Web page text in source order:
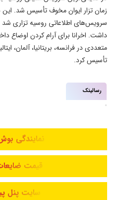
زمان تزار ایوان مخوف تأسیس شد. این
سرویس‌های اطلاعاتی روسیه تزاری شد و
داشت. اخرانا برای آرام کردن اوضاع
متعددی در فرانسه، بریتانیا، آلمان،
تأسیس کرد.
رسالینک
نمایندگی
قیمت
سایت پنل